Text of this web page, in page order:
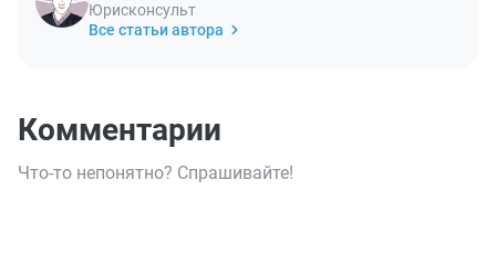
Юрисконсульт
Все статьи автора
Комментарии
Что-то непонятно? Спрашивайте!